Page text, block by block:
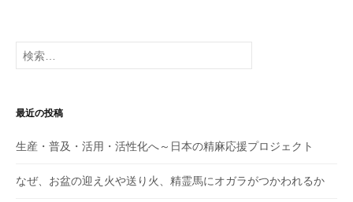
シ
ョ
ン
検
索:
最近の投稿
生産・普及・活用・活性化へ～日本の精麻応援プロジェクト
なぜ、お盆の迎え火や送り火、精霊馬にオガラがつかわれるか